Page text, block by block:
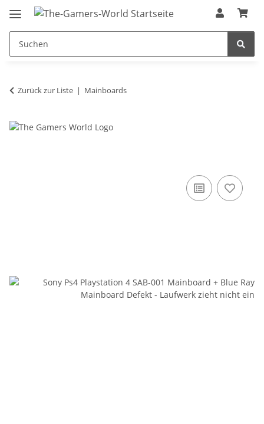
Zurück zur Liste Mainboards